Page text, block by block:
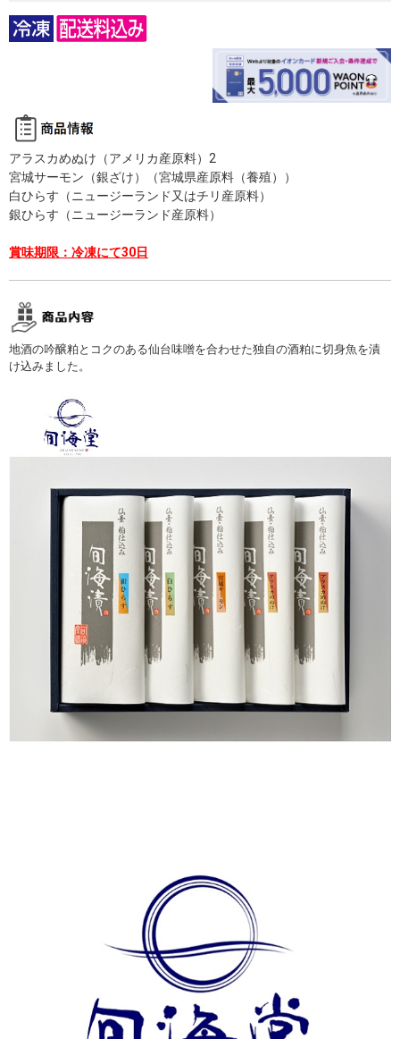
アラスカめぬけ（アメリカ産原料）2
宮城サーモン（銀ざけ）（宮城県産原料（養殖））
白ひらす（ニュージーランド又はチリ産原料）
銀ひらす（ニュージーランド産原料）
賞味期限：冷凍にて30日
地酒の吟醸粕とコクのある仙台味噌を合わせた独自の酒粕に切身魚を漬
け込みました。